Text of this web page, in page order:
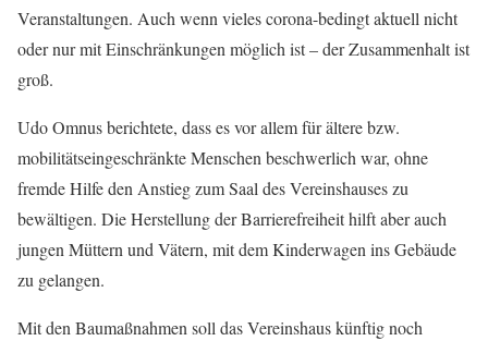
Veranstaltungen. Auch wenn vieles corona-bedingt aktuell nicht
oder nur mit Einschränkungen möglich ist – der Zusammenhalt ist
groß.
Udo Omnus berichtete, dass es vor allem für ältere bzw.
mobilitätseingeschränkte Menschen beschwerlich war, ohne
fremde Hilfe den Anstieg zum Saal des Vereinshauses zu
bewältigen. Die Herstellung der Barrierefreiheit hilft aber auch
jungen Müttern und Vätern, mit dem Kinderwagen ins Gebäude
zu gelangen.
Mit den Baumaßnahmen soll das Vereinshaus künftig noch